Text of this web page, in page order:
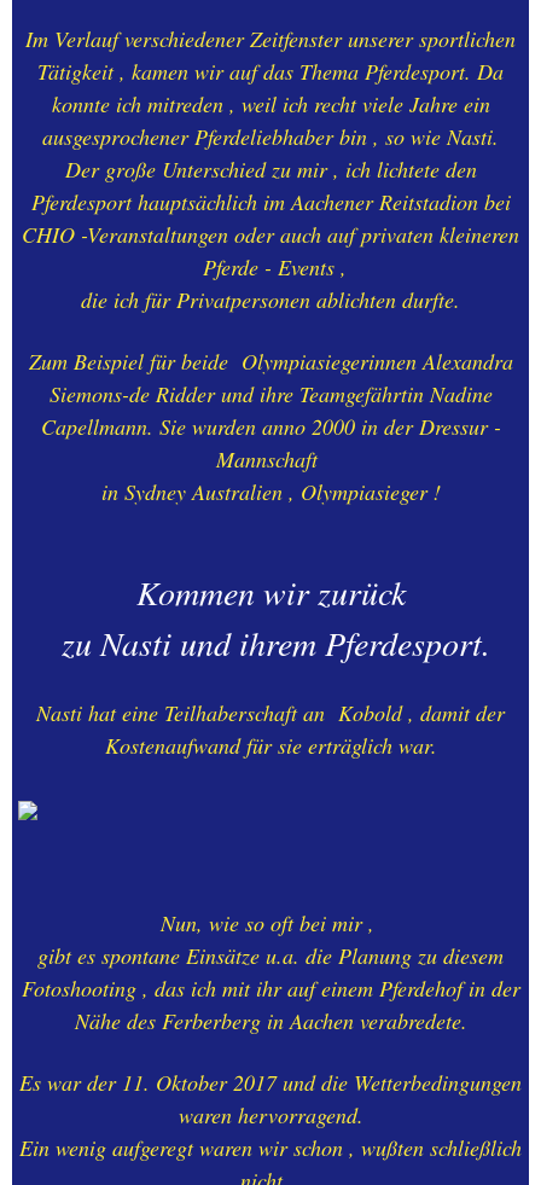
2025
02.-WILLKOMMEN anno
2024
03.-WILLKOMMEN anno
2023
04.-WILLKOMMEM anno
05.-MEIN AACHEN-meine
Leben
06.-. - AACHEN - in Wort &
07.-MEINE TAGESTOUREN
09.-PERSONENBLOG - 2
10.-PERSONENBLOG - 1
Umgebung + Städtefahrt
12.-EIFEL - HOHES VENN +
von HALFERNPARK
13.-BLOG - NATUR -
Im Verlauf verschiedener Zeitfenster unserer sportlichen
Tätigkeit , kamen wir auf das Thema Pferdesport. Da
konnte ich mitreden , weil ich recht viele Jahre ein
ausgesprochener Pferdeliebhaber bin , so wie Nasti.
Der große Unterschied zu mir , ich lichtete den
Pferdesport hauptsächlich im Aachener Reitstadion bei
CHIO -Veranstaltungen oder auch auf privaten kleineren
Pferde - Events ,
die ich für Privatpersonen ablichten durfte.
Zum Beispiel für beide Olympiasiegerinnen Alexandra
Siemons-de Ridder und ihre Teamgefährtin Nadine
Capellmann. Sie wurden anno 2000 in der Dressur -
Mannschaft
in Sydney Australien , Olympiasieger !
Kommen wir zurück
zu Nasti und ihrem Pferdesport.
Nasti hat eine Teilhaberschaft an Kobold , damit der
Kostenaufwand für sie erträglich war.
Nun, wie so oft bei mir ,
gibt es spontane Einsätze u.a. die Planung zu diesem
Fotoshooting , das ich mit ihr auf einem Pferdehof in der
Nähe des Ferberberg in Aachen verabredete.
Es war der 11. Oktober 2017 und die Wetterbedingungen
waren hervorragend.
Ein wenig aufgeregt waren wir schon , wußten schließlich